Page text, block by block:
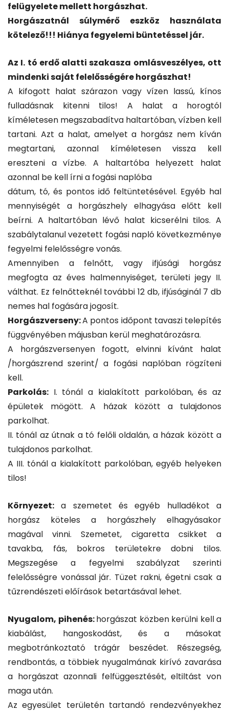
felügyelete mellett horgászhat.
Horgászatnál súlymérő eszköz használata
kötelező!!! Hiánya fegyelemi büntetéssel jár.
Az I. tó erdő alatti szakasza omlásveszélyes, ott
mindenki saját felelősségére horgászhat!
A kifogott halat szárazon vagy vízen lassú, kínos
fulladásnak kitenni tilos! A halat a horogtól
kíméletesen megszabadítva haltartóban, vízben kell
tartani. Azt a halat, amelyet a horgász nem kíván
megtartani, azonnal kíméletesen vissza kell
ereszteni a vízbe. A haltartóba helyezett halat
azonnal be kell írni a fogási naplóba
dátum, tó, és pontos idő feltüntetésével. Egyéb hal
mennyiségét a horgászhely elhagyása előtt kell
beírni. A haltartóban lévő halat kicserélni tilos. A
szabálytalanul vezetett fogási napló következménye
fegyelmi felelősségre vonás.
Amennyiben a felnőtt, vagy ifjúsági horgász
megfogta az éves halmennyiséget, területi jegy II.
válthat. Ez felnőtteknél további 12 db, ifjúságinál 7 db
nemes hal fogására jogosít.
Horgászverseny:A pontos időpont tavaszi telepítés
függvényében májusban kerül meghatározásra.
A horgászversenyen fogott, elvinni kívánt halat
/horgászrend szerint/ a fogási naplóban rögzíteni
kell.
Parkolás: I. tónál a kialakított parkolóban, és az
épületek mögött. A házak között a tulajdonos
parkolhat.
II. tónál az útnak a tó felőli oldalán, a házak között a
tulajdonos parkolhat.
A III. tónál a kialakított parkolóban, egyéb helyeken
tilos!
Környezet: a szemetet és egyéb hulladékot a
horgász köteles a horgászhely elhagyásakor
magával vinni. Szemetet, cigaretta csikket a
tavakba, fás, bokros területekre dobni tilos.
Megszegése a fegyelmi szabályzat szerinti
felelősségre vonással jár. Tüzet rakni, égetni csak a
tűzrendészeti előírások betartásával lehet.
Nyugalom, pihenés:horgászat közben kerülni kell a
kiabálást, hangoskodást, és a másokat
megbotránkoztató trágár beszédet. Részegség,
rendbontás, a többiek nyugalmának kirívó zavarása
a horgászat azonnali felfüggesztését, eltiltást von
maga után.
Az egyesület területén tartandó rendezvényekhez